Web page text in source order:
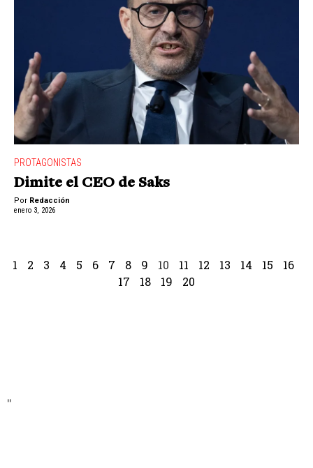
PROTAGONISTAS
Dimite el CEO de Saks
Por Redacción
enero 3, 2026
1 2 3 4 5 6 7 8 9 10 11 12 13 14 15
16
17
18 19 20
"